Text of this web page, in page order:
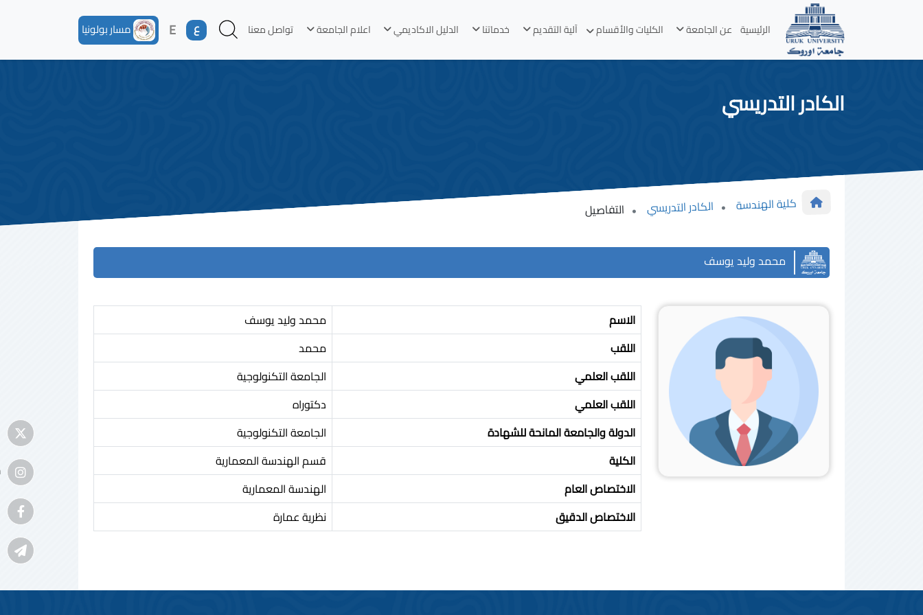
الرئيسية عن الجامعة الكليات والأقسام آلية التقديم خدماتنا الدليل الاكاديمي اعلام الجامعة تواصل معنا ع E مسار بولونيا
الكادر التدريسي
كلية الهندسة الكادر التدريسي التفاصيل
محمد وليد يوسف
الاسم
محمد وليد يوسف
اللقب
محمد
اللقب العلمي
الجامعة التكنولوجية
اللقب العلمي
دكتوراه
الدولة والجامعة المانحة للشهادة
الجامعة التكنولوجية
الكلية
قسم الهندسة المعمارية
الاختصاص العام
الهندسة المعمارية
الاختصاص الدقيق
نظرية عمارة